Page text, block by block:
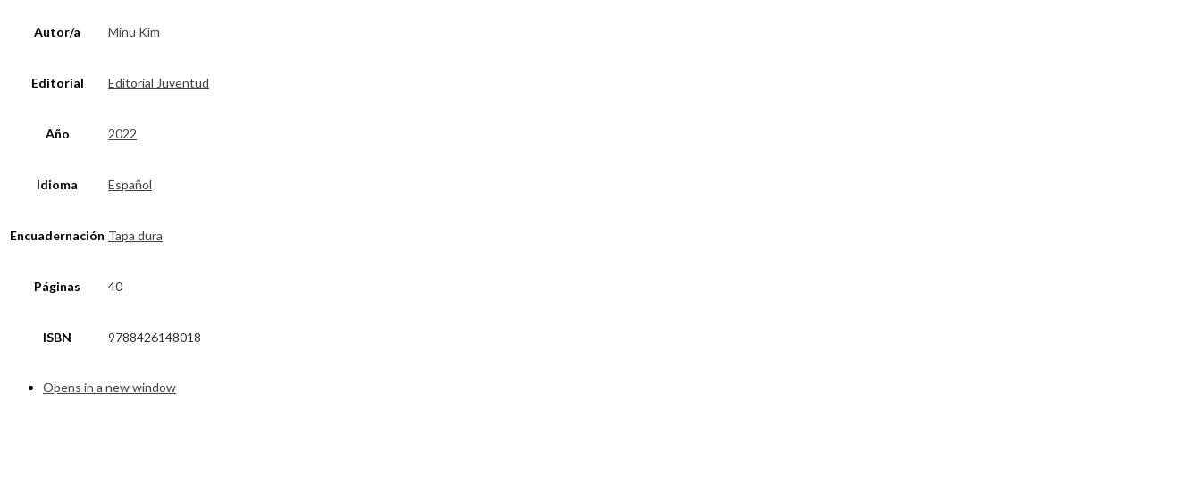
Autor/a Minu Kim
Editorial Editorial Juventud
Año 2022
Idioma Español
Encuadernación Tapa dura
Páginas 40
ISBN 9788426148018
Opens in a new window